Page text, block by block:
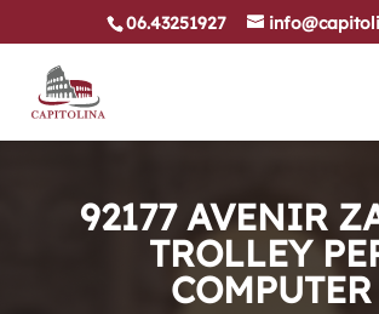
06.43251927
92177 AVENIR
TROLLEY
COMPUTER